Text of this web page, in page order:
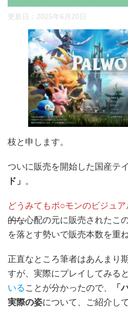
更新日： 2025年6月20日
枝と申します。
ついに販売を開始した国産テ
ド」 。
どうみてもポ○モンのビジュア
的な心配の元に販売されたこ
を落とす勢いで販売本数を重
正直なところ筆者はあんまり
すが、実際にプレイしてみると
いる ことが分かったので、
「
実際の姿について、ご紹介し